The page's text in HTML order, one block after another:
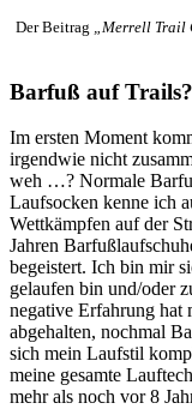
Der Beitrag „Merrell
Barfuß auf Trails?
Im ersten Moment
irgendwie nicht
weh …? Normale
Laufsocken kenne ich
Wettkämpfen auf der
Jahren
begeistert. Ich bin mir
gelaufen bin und/oder
negative Erfahrung hat
abgehalten, nochmal
sich mein Laufstil
meine gesamte
mehr als noch vor 8